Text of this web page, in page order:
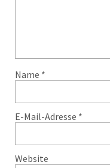
Name *
E-Mail-Adresse *
Website